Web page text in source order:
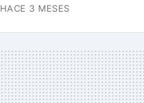
HACE 3 MESES